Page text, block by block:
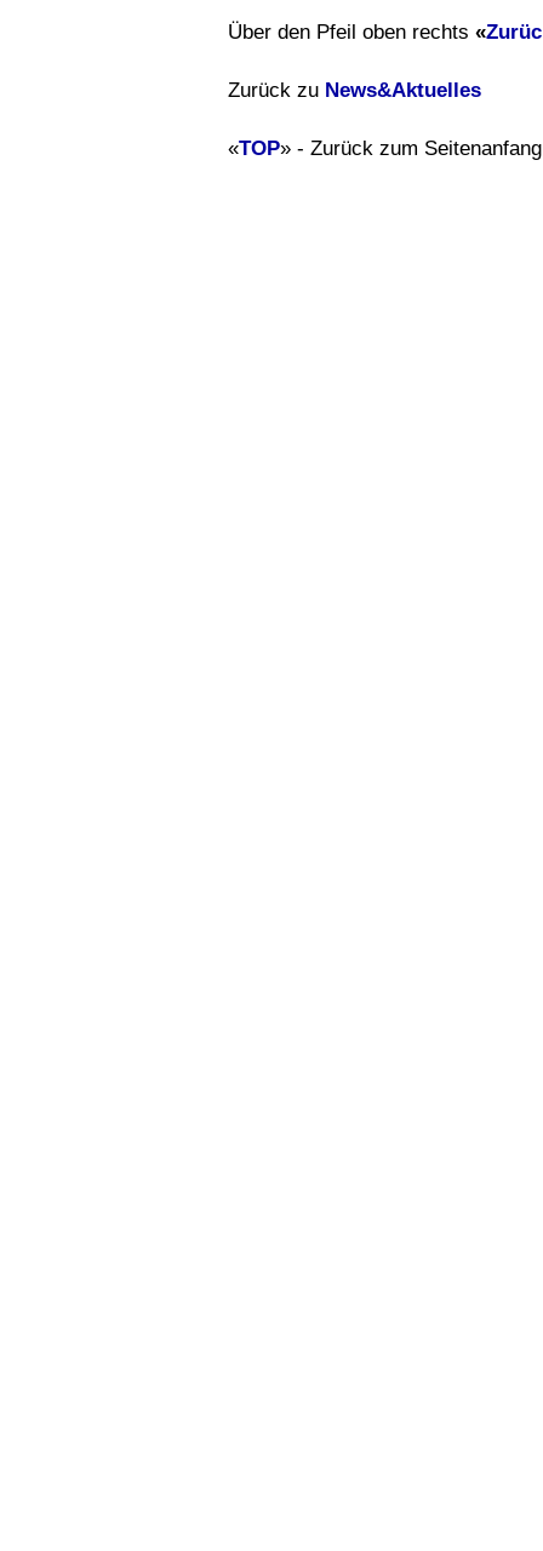
Über den Pfeil oben rechts «
Zurück zu News&Aktuelles
«TOP» - Zurück zum Seitenanfang